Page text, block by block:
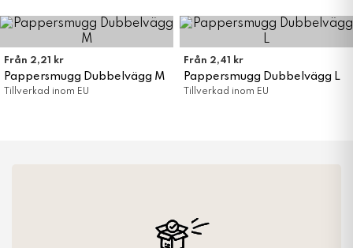
Från 2,21 kr
Pappersmugg Dubbelvägg M
Tillverkad inom EU
Från 2,41 kr
Pappersmugg Dubbelvägg L
Tillverkad inom EU